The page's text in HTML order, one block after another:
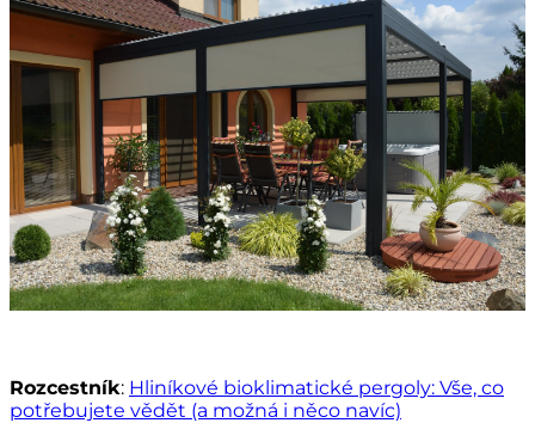
Rozcestník: Hliníkové bioklimatické pergoly: Vše, co
potřebujete vědět (a možná i něco navíc)